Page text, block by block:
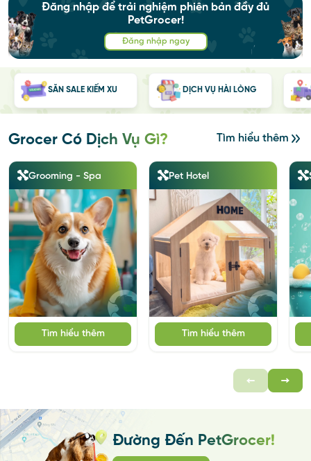
Đăng nhập để trải nghiệm phiên bản đầy đủ
PetGrocer!
Đăng nhập ngay
SĂN SALE KIẾM XU DỊCH VỤ HÀI LÒNG
Grocer Có Dịch Vụ Gì? Tìm hiểu thêm
Grooming - Spa
Tìm hiểu thêm
Pet Hotel
Tìm hiểu thêm
Đường Đến PetGrocer!